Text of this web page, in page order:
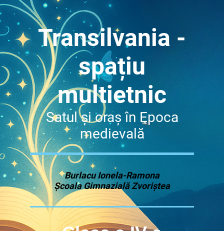
Transilvania -
spațiu
multietnic
Satul și oraș în Epoca
medievală
Burlacu Ionela-Ramona
Școala Gimnazială Zvoriștea